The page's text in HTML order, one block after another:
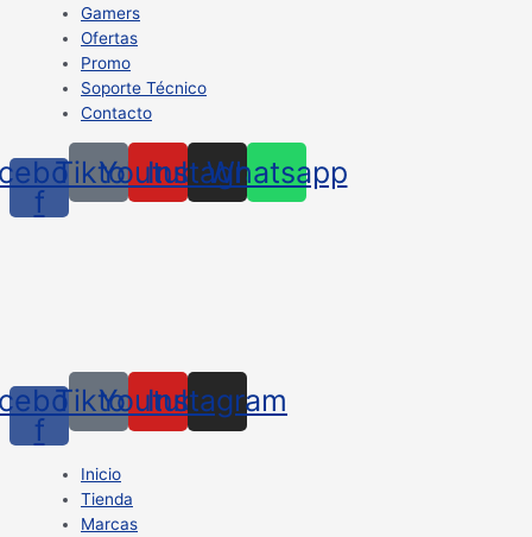
Gamers
Ofertas
Promo
Soporte Técnico
Contacto
f
TiktokYoutube
Instagram
Whatsapp
f
TiktokYoutube
Instagram
Inicio
Tienda
Marcas